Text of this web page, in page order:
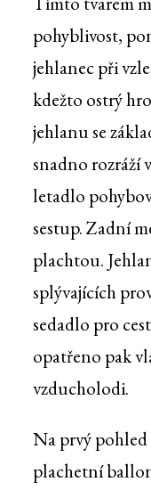
pohyblivost,
jehlanec při
kdežto ostrý
jehlanu se
snadno rozráží
letadlo
sestup. Zadní
plachtou.
splývajících
sedadlo pro
opatřeno pak
vzducholodi.
Na prvý
plachetní